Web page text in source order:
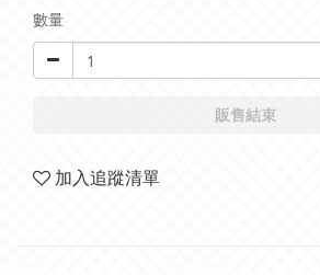
數量
販售結束
加入追蹤清單